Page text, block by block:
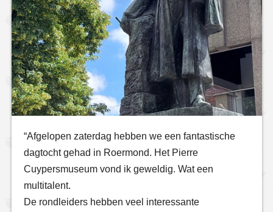
“Afgelopen zaterdag hebben we een fantastische
dagtocht gehad in Roermond. Het Pierre
Cuypersmuseum vond ik geweldig. Wat een
multitalent.
De rondleiders hebben veel interessante